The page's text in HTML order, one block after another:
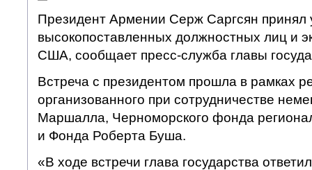
Президент Армении Серж Саргсян принял
высокопоставленных должностных лиц и
США, сообщает пресс-служба главы
Встреча с президентом прошла в рамках
организованного при сотрудничестве
Маршалла, Черноморского фонда
и Фонда Роберта Буша.
«В ходе встречи глава государства